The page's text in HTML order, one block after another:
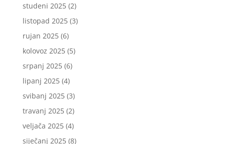
studeni 2025(2)
listopad 2025(3)
rujan 2025(6)
kolovoz 2025(5)
srpanj 2025(6)
lipanj 2025(4)
svibanj 2025(3)
travanj 2025(2)
veljača 2025(4)
siječanj 2025(8)